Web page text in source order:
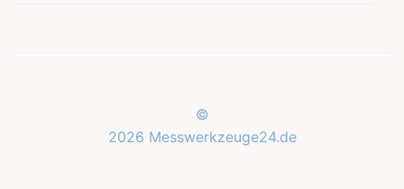
©
2026 Messwerkzeuge24.de